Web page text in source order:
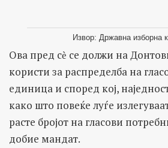
Извор: Државна изборна
Ова пред сѐ се должи на
користи за распределба на
единица и според кој,
како што повеќе луѓе
расте бројот на гласови
добие мандат.